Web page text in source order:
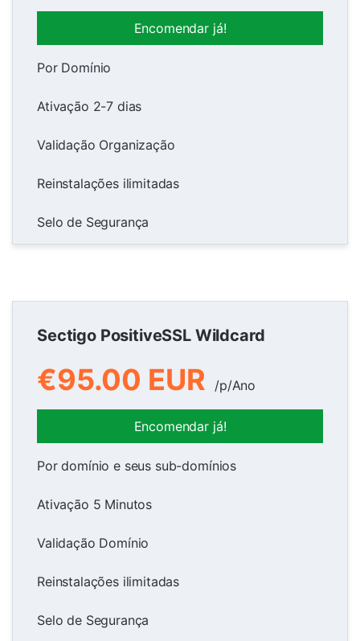
Encomendar já!
Por Domínio
Ativação 2-7 dias
Validação Organização
Reinstalações ilimitadas
Selo de Segurança
Sectigo PositiveSSL Wildcard
€95.00 EUR /p/Ano
Encomendar já!
Por domínio e seus sub-domínios
Ativação 5 Minutos
Validação Domínio
Reinstalações ilimitadas
Selo de Segurança